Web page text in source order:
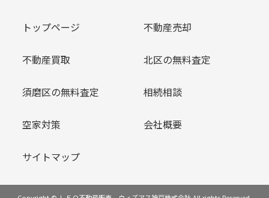
トップページ 不動産売却
不動産買取 北区の無料査定
須磨区の無料査定 相続相談
空家対策 会社概要
サイトマップ